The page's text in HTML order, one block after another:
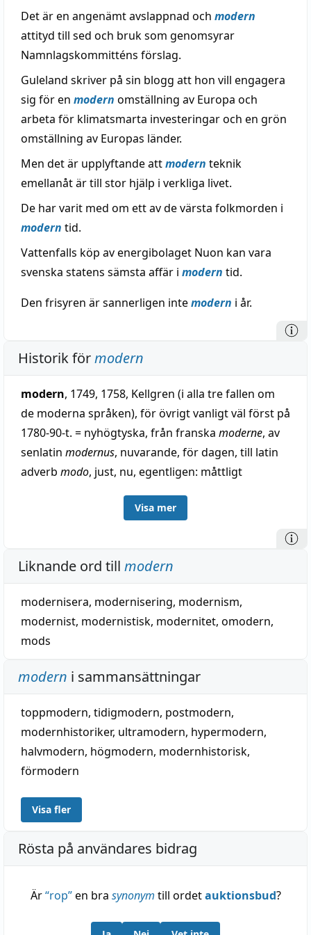
Det är en angenämt avslappnad och modern
attityd till sed och bruk som genomsyrar
Namnlagskommitténs förslag.
Guleland skriver på sin blogg att hon vill engagera
sig för en modern omställning av Europa och
arbeta för klimatsmarta investeringar och en grön
omställning av Europas länder.
Men det är upplyftande attmodern teknik
emellanåt är till stor hjälp i verkliga livet.
De har varit med om ett av de värsta folkmorden i
modern tid.
Vattenfalls köp av energibolaget Nuon kan vara
svenska statens sämsta affär i modern tid.
Den frisyren är sannerligen intemodern i år.
Historik förmodern
modern, 1749, 1758, Kellgren (i alla tre fallen om
de moderna språken), för övrigt vanligt väl först på
1780-90-t. = nyhögtyska, från franska moderne, av
senlatin modernus, nuvarande, för dagen, till latin
adverb modo, just, nu, egentligen: måttligt
, vanligt också på 1700-t. o. under
, på modet.
Visa mer
Liknande ord till modern
modernisera, modernisering, modernism,
modernist, modernistisk, modernitet, omodern,
mods
modern i sammansättningar
toppmodern, tidigmodern, postmodern,
modernhistoriker, ultramodern, hypermodern,
halvmodern, högmodern, modernhistorisk,
förmodern
Visa fler
Rösta på användares bidrag
Är“rop”en bra synonym till ordetauktionsbud?